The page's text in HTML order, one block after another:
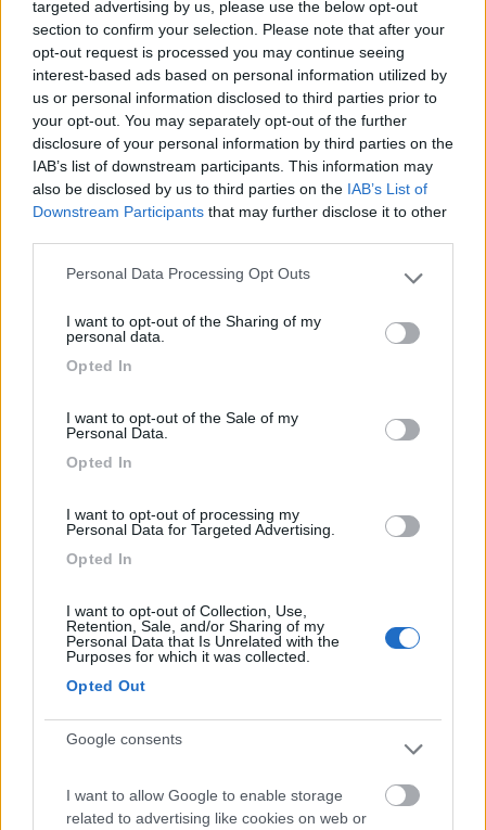
targeted advertising by us, please use the below opt-out
section to confirm your selection. Please note that after your
opt-out request is processed you may continue seeing
interest-based ads based on personal information utilized by
us or personal information disclosed to third parties prior to
your opt-out. You may separately opt-out of the further
disclosure of your personal information by third parties on the
IAB’s list of downstream participants. This information may
also be disclosed by us to third parties on the IAB’s List of
Downstream Participants that may further disclose it to other
Please note that this website/app uses one or more Google
not limited to your visit or usage behaviour. You may click to
grant or deny consent to Google and its third-party tags to
use your data for below specified purposes in below Google
Personal Data Processing Opt Outs
I want to opt-out of the Sharing of my
personal data.
Opted In
I want to opt-out of the Sale of my
Personal Data.
Opted In
I want to opt-out of processing my
Personal Data for Targeted Advertising.
Opted In
I want to opt-out of Collection, Use,
Retention, Sale, and/or Sharing of my
Personal Data that Is Unrelated with the
Purposes for which it was collected.
Opted Out
Google consents
I want to allow Google to enable storage
related to advertising like cookies on web or
versione a bracci lunghi e nel mio caso c'era il foro per il sensore
temperatura
Condivido, ho visto quei coprigusci specialmente all estero, ma
sono brutti e grossolani.
Sicuramente il guscio clone dell originale si trova in rete a prezzi
bassi, ho guardato per quello dello Sprinter (sperando di non
averne bisogno) e veramente costano pochissimo e sono
identici.
____________________________________
Tommaso IZ4DJI
Modificato da IZ4DJI il 13/01/2019 alle 16:40:37
3197
Inserito il 13/01/2019
pagato 130€. E due anni che e montato.
Noto che la plastica, simile di aspetto, tende a sfaldarsi negli
angoli esterni, la lampada integrata era a led molto flebile.
Quando mettevo la freccia pareva fosse rotta andavano tutte
Ora ho tolto quella led e messa a filamento, tornato come in
temperatura sballa fino a tre gradi in più.